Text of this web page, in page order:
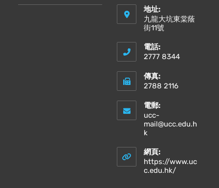
地址:
九龍大坑東棠蔭
街11號
電話:
2777 8344
傳真:
2788 2116
電郵:
ucc-
mail@ucc.edu.h
k
your
application
網頁:
https://www.uc
c.edu.hk/Opens